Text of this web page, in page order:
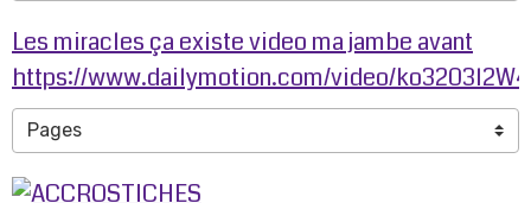
Les miracles ça existe video ma jambe avant
https://www.dailymotion.com/video/